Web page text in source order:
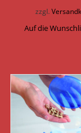
zzgl.
Auf die